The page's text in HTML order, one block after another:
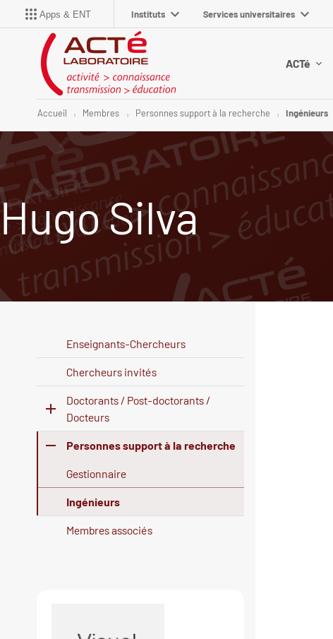
Apps & ENT Instituts Services universitaires
ACTé
Accueil Membres Personnes support à la recherche Ingénieurs
Hugo Silva
Enseignants-Chercheurs
Chercheurs invités
Doctorants / Post-doctorants /
Docteurs
Personnes support à la recherche
Gestionnaire
Ingénieurs
Membres associés